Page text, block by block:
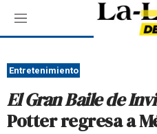
M
e
ú
Entretenimiento
El Gran Baile de
Potter regresa a